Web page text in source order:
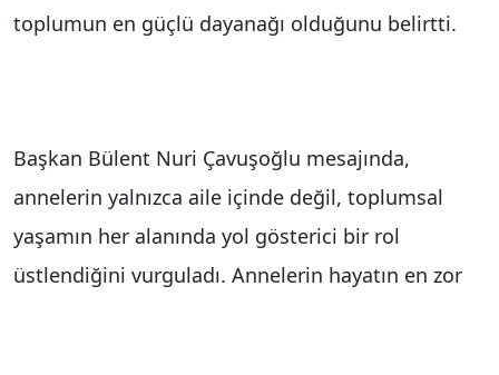
toplumun en güçlü dayanağı olduğunu belirtti.
Başkan Bülent Nuri Çavuşoğlu mesajında,
annelerin yalnızca aile içinde değil, toplumsal
yaşamın her alanında yol gösterici bir rol
üstlendiğini vurguladı. Annelerin hayatın en zor